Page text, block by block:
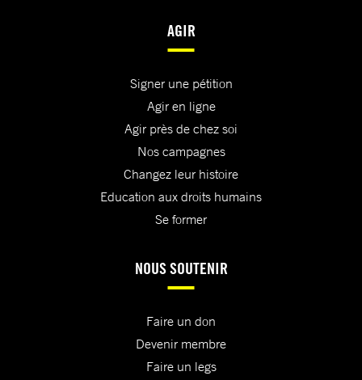
AGIR
Signer une pétition
Agir en ligne
Agir près de chez soi
Nos campagnes
Changez leur histoire
Education aux droits humains
Se former
NOUS SOUTENIR
Faire un don
Devenir membre
Faire un legs